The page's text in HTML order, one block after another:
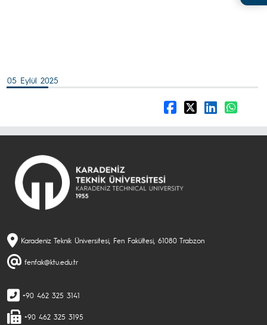
05 Eylül 2025
Karadeniz Teknik Üniversitesi, Fen Fakültesi, 61080 Trabzon
fenfak@ktu.edu.tr
+90 462 325 3141
+90 462 325 3195